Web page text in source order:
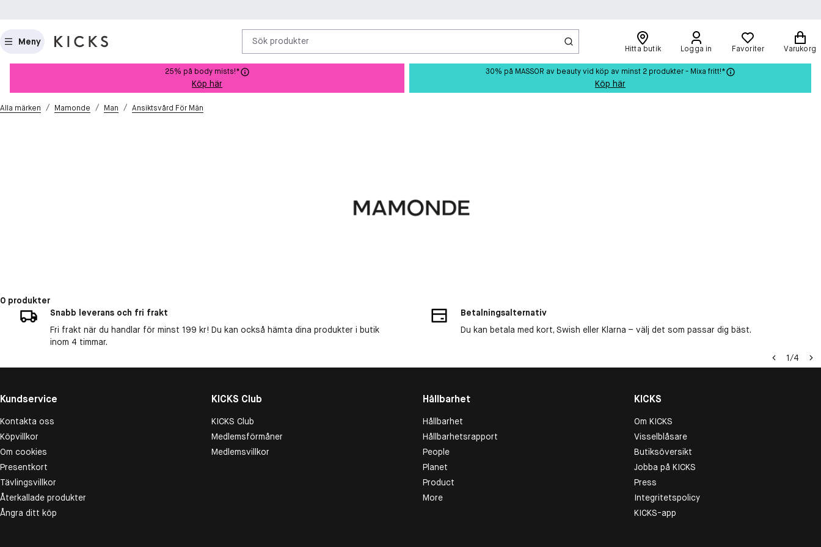
Meny Sök produkter
Hitta butik Logga in Favoriter Varukorg
25% på body mists!*
Köp här
30% på MASSOR av beauty vid köp av minst 2 produkter - Mixa fritt!*
Köp här
Alla märken / Mamonde / Man / Ansiktsvård För Män
0 produkter
Snabb leverans och fri frakt
Fri frakt när du handlar för minst 199 kr! Du kan också hämta dina produkter i butik
inom 4 timmar.
Betalningsalternativ
Du kan betala med kort, Swish eller Klarna – välj det som passar dig bäst.
1/4
Kundservice
Kontakta oss
Köpvillkor
Om cookies
Presentkort
Tävlingsvillkor
Återkallade produkter
Ångra ditt köp
KICKS Club
KICKS Club
Medlemsförmåner
Medlemsvillkor
Hållbarhet
Hållbarhet
Hållbarhetsrapport
People
Planet
Product
More
KICKS
Om KICKS
Visselblåsare
Butiksöversikt
Jobba på KICKS
Press
Integritetspolicy
KICKS-app